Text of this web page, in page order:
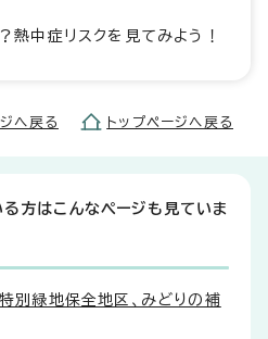
熱中症リスクを見てみよう！
へ戻る トップページへ戻る
方はこんなページも見ていま
別緑地保全地区、みどりの補